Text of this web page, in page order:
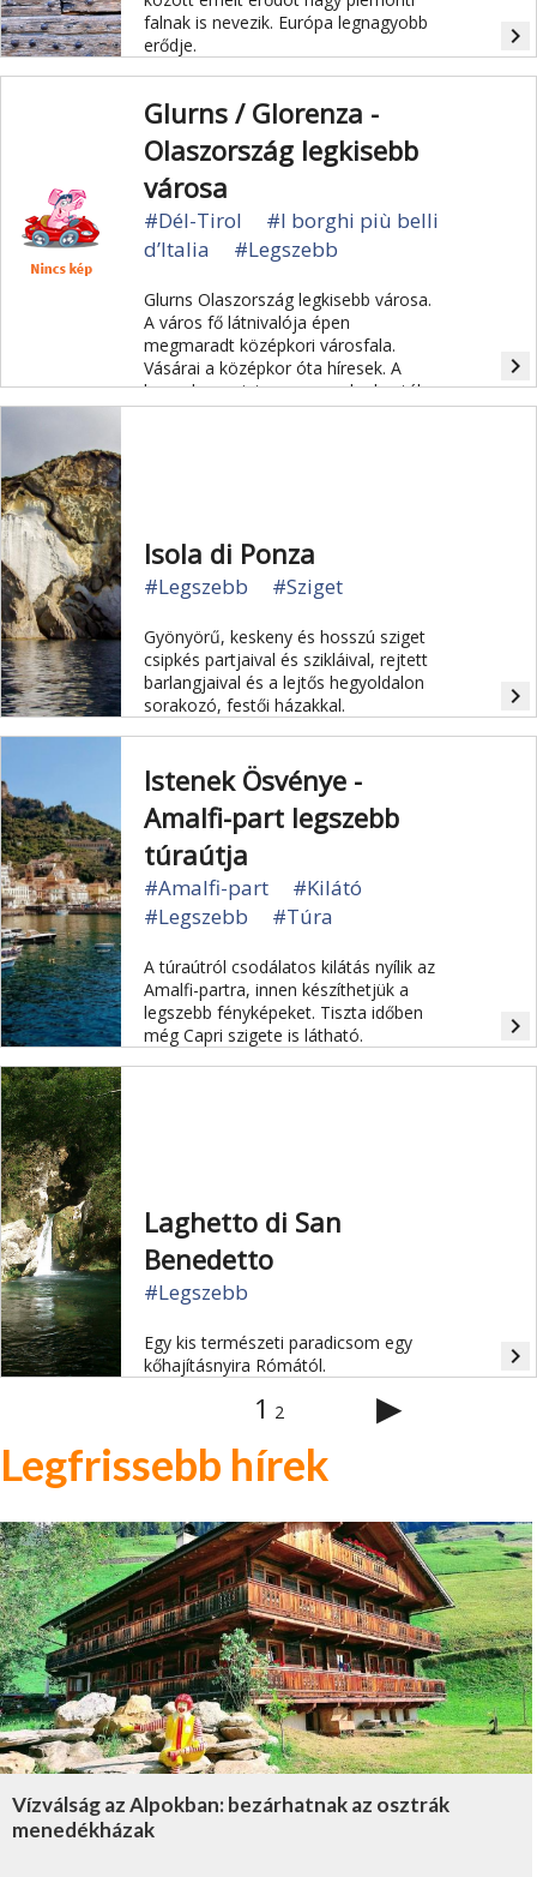
falnak is nevezik. Európa legnagyobb
erődje.
navigate_next
Glurns / Glorenza -
Olaszország legkisebb
városa
#Dél-Tirol
#I borghi più belli
d’Italia
#Legszebb
Glurns Olaszország legkisebb városa.
A város fő látnivalója épen
megmaradt középkori városfala.
Vásárai a középkor óta híresek. A
legenda szerint a magyarok okozták
a város vesztét.
navigate_next
Isola di Ponza
#Legszebb #Sziget
Gyönyörű, keskeny és hosszú sziget
csipkés partjaival és szikláival, rejtett
barlangjaival és a lejtős hegyoldalon
sorakozó, festői házakkal.
navigate_next
Istenek Ösvénye -
Amalfi-part legszebb
túraútja
#Amalfi-part
#Kilátó
#Legszebb
#Túra
A túraútról csodálatos kilátás nyílik az
Amalfi-partra, innen készíthetjük a
legszebb fényképeket. Tiszta időben
még Capri szigete is látható.
navigate_next
Laghetto di San
Benedetto
#Legszebb
Egy kis természeti paradicsom egy
kőhajításnyira Rómától.
navigate_next
1 2 ▶
Legfrissebb hírek
Vízválság az Alpokban: bezárhatnak az osztrák
menedékházak